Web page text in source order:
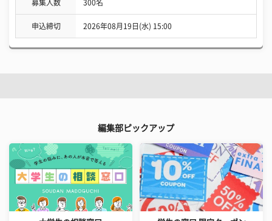
募集人数 300名
申込締切 2026年08月19日(水) 15:00
編集部ピックアップ